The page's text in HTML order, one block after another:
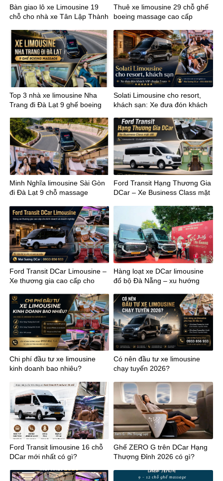
Bàn giao lô xe Limousine 19
chỗ cho nhà xe Tân Lập Thành
Thuê xe limousine 29 chỗ ghế
boeing massage cao cấp
Top 3 nhà xe limousine Nha
Trang đi Đà Lạt 9 ghế boeing
Solati Limousine cho resort,
khách sạn: Xe đưa đón khách
Minh Nghĩa limousine Sài Gòn
đi Đà Lạt 9 chỗ massage
Ford Transit Hạng Thương Gia
DCar – Xe Business Class mặt
Ford Transit DCar Limousine –
Xe thương gia cao cấp cho
Hàng loạt xe DCar limousine
đổ bộ Đà Nẵng – xu hướng
miền Trung
Chi phí đầu tư xe limousine
kinh doanh bao nhiêu?
Có nên đầu tư xe limousine
chạy tuyến 2026?
Ford Transit limousine 16 chỗ
DCar mới nhất có gì?
Ghế ZERO G trên DCar Hạng
Thượng Đỉnh 2026 có gì?